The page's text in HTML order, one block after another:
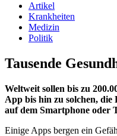
Artikel
Krankheiten
Medizin
Politik
Tausende
Weltweit sollen bis zu
App bis hin zu solchen,
auf dem Smartphone oder
Einige Apps bergen ein